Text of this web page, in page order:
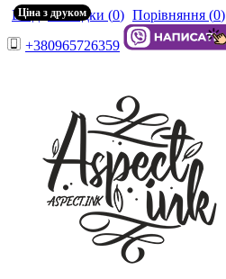
Вхід Закладки (0) Порівняння (0)
+380965726359
Ціна з друком